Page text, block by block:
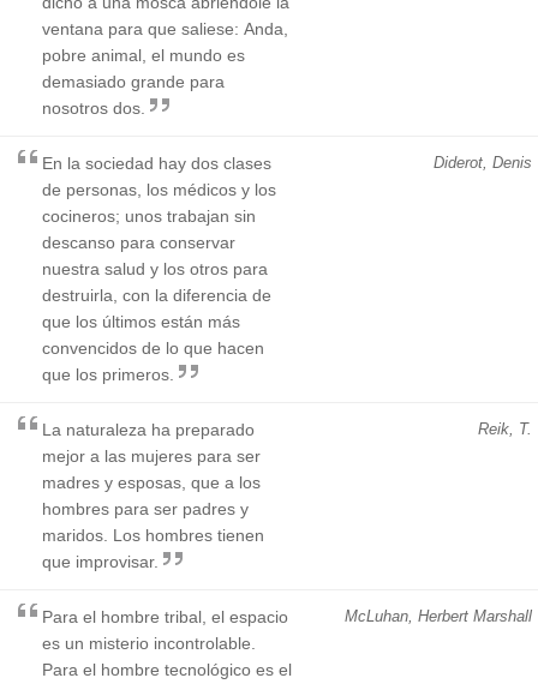
ventana para que saliese: Anda,
pobre animal, el mundo es
demasiado grande para
nosotros dos.
Diderot, Denis
En la sociedad hay dos clases
de personas, los médicos y los
cocineros; unos trabajan sin
descanso para conservar
nuestra salud y los otros para
destruirla, con la diferencia de
que los últimos están más
convencidos de lo que hacen
que los primeros.
Reik, T.
La naturaleza ha preparado
mejor a las mujeres para ser
madres y esposas, que a los
hombres para ser padres y
maridos. Los hombres tienen
que improvisar.
McLuhan, Herbert Marshall
Para el hombre tribal, el espacio
es un misterio incontrolable.
Para el hombre tecnológico es el